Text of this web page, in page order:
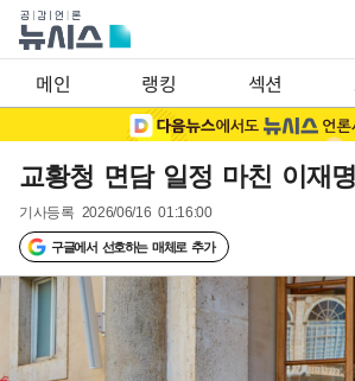
메인 랭킹 섹션
교황청 면담 일정 마친 이재
기사등록 2026/06/16 01:16:00
구글에서 선호하는 매체로 추가